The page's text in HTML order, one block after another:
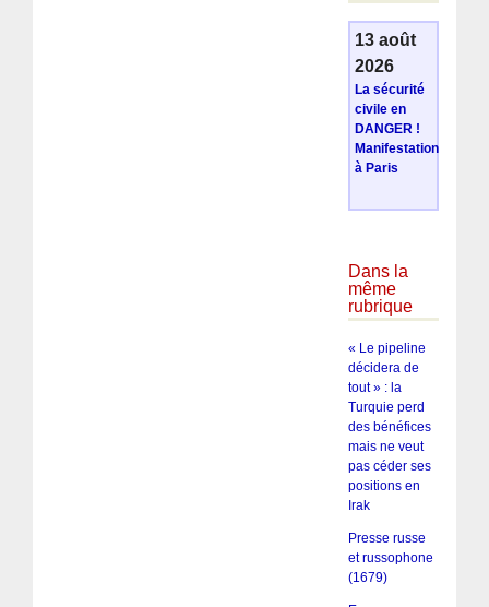
13 août
2026
La sécurité
civile en
DANGER !
Manifestation
à Paris
Dans la
même
rubrique
« Le pipeline
décidera de
tout » : la
Turquie perd
des bénéfices
mais ne veut
pas céder ses
positions en
Irak
Presse russe
et russophone
(1679)